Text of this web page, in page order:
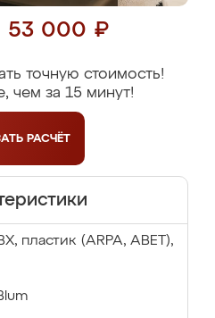
53 000 ₽
точную стоимость!
чем за 15 минут!
РАСЧЁТ
пластик (ARPA, ABET),